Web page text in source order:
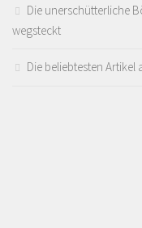
Die unerschütterliche
wegsteckt
Die beliebtesten